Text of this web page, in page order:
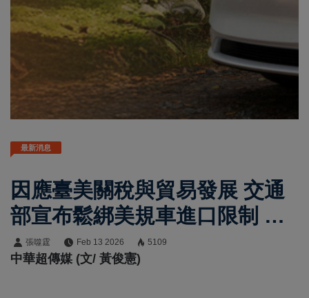
最新消息
因應臺美關稅與貿易發展 交通
部宣布鬆綁美規車進口限制 建
立常態化管理機制 兼顧車輛安
全與消費者權益
張噬霆 Feb 13 2026 5109
中華超傳媒 (文/ 黃俊憲)